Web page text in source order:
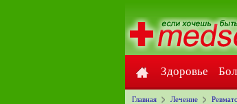
Здоровье
Главная Лечение